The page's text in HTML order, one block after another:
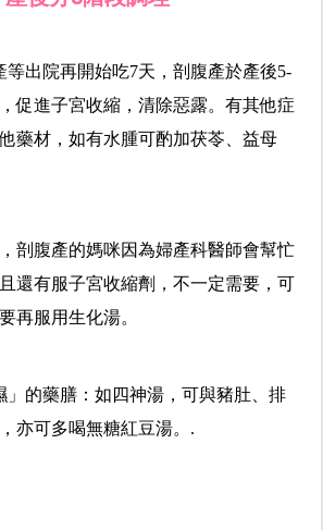
等出院再開始吃7天，剖腹產於產後5-
促進子宮收縮，清除惡露。有其他症
藥材，如有水腫可酌加茯苓、益母
剖腹產的媽咪因為婦產科醫師會幫忙
還有服子宮收縮劑，不一定需要，可
再服用生化湯。
」的藥膳：如四神湯，可與豬肚、排
亦可多喝無糖紅豆湯。.